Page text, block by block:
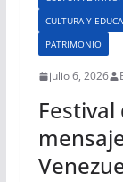
CULTURA Y
PATRIMONIO
julio 6, 2026